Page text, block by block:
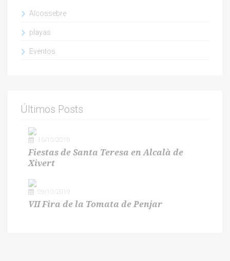
Alcossebre
playas
Eventos
Últimos Posts
16/10/2019
Fiestas de Santa Teresa en Alcalà de
Xivert
09/10/2019
VII Fira de la Tomata de Penjar